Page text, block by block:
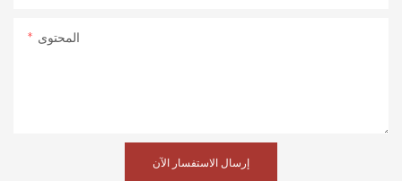
المحتوى
إرسال الاستفسار الآن